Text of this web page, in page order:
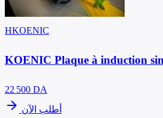
HKOENIC
KOENIC Plaque à induction
22 500 DA
arrow_forward أطلب الآن